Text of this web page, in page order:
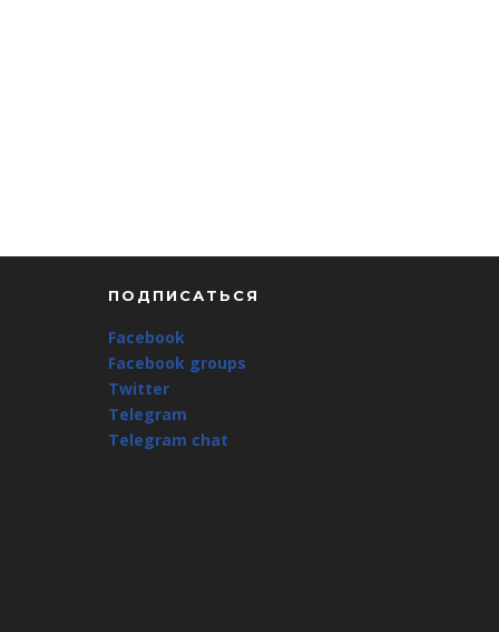
ПОДПИСАТЬСЯ
Facebook
Facebook groups
Twitter
Telegram
Telegram chat